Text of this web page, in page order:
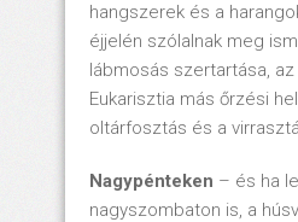
hangszerek és a
éjjelén szólalnak meg
lábmosás szertartása,
Eukarisztia más őrzési
oltárfosztás és a
Nagypénteken – és ha
nagyszombaton is, a